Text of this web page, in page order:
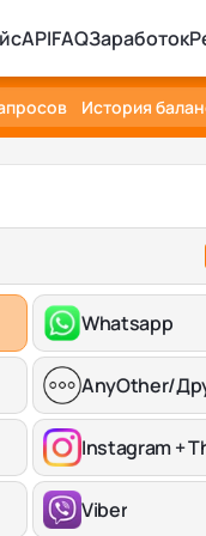
APIFAQЗаработок
История
Whatsapp
AnyOther/
Instagram +
Viber